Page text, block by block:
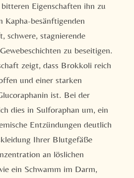
Eigenschaften ihn zu
Kapha-besänftigenden
schwere, stagnierende
zu beseitigen.
zeigt, dass Brokkoli reich
und einer starken
ist. Bei der
dies in Sulforaphan um, ein
Entzündungen deutlich
Ihrer Blutgefäße
an löslichen
ein Schwamm im Darm,